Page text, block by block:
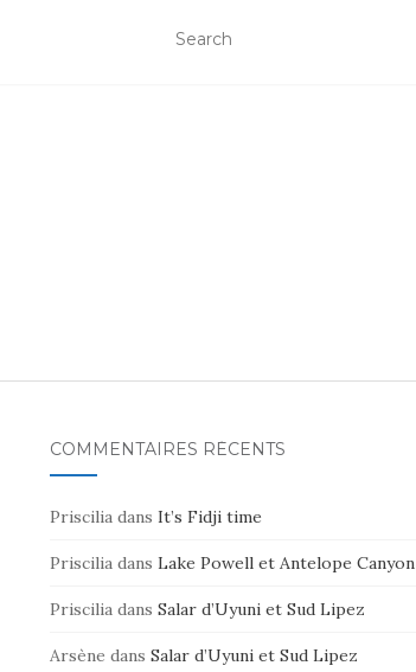
COMMENTAIRES RÉCENTS
Prisciliadans It’s Fidji time
Prisciliadans Lake Powell et Antelope Canyon
Prisciliadans Salar d’Uyuni et Sud Lipez
Arsène dans Salar d’Uyuni et Sud Lipez